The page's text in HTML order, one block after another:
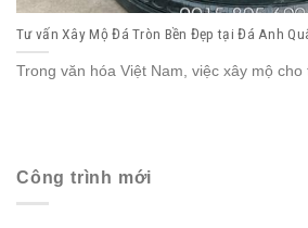
Tư vấn Xây Mộ Đá Tròn Bền Đẹp tại Đá Anh
Trong văn hóa Việt Nam, việc xây mộ
Công trình mới